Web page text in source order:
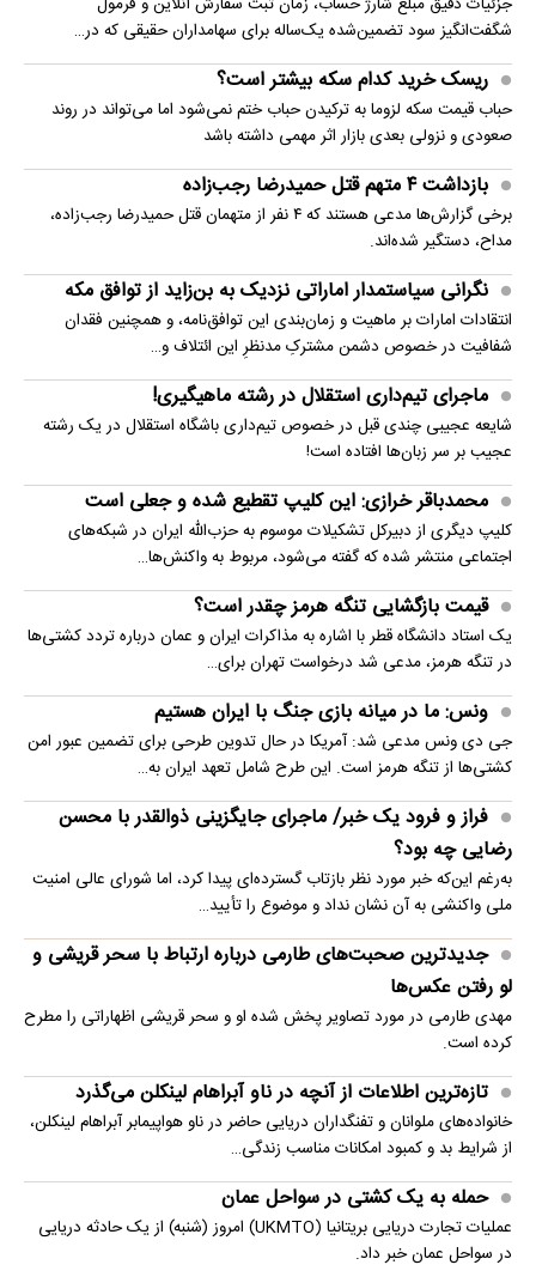
شگفت‌انگیز سود تضمین‌شده یک‌ساله برای سهامداران حقیقی که در…
ریسک خرید کدام سکه بیشتر است؟
حباب قیمت سکه لزوما به ترکیدن حباب ختم نمی‌شود اما می‌تواند در روند
صعودی و نزولی بعدی بازار اثر مهمی داشته باشد
بازداشت ۴ متهم قتل حمیدرضا رجب‌زاده
برخی گزارش‌ها مدعی هستند که ۴ نفر از متهمان قتل حمیدرضا رجب‌زاده،
مداح، دستگیر شده‌اند.
نگرانی سیاستمدار اماراتی نزدیک به بن‌زاید از توافق مکه
انتقادات امارات بر ماهیت و زمان‌بندی این توافق‌نامه، و همچنین فقدان
شفافیت در خصوص دشمن مشترکِ مدنظرِ این ائتلاف و…
ماجرای تیم‌داری استقلال در رشته ماهیگیری!
شایعه عجیبی چندی قبل در خصوص تیم‌داری باشگاه استقلال در یک رشته
عجیب بر سر زبان‌ها افتاده است!
محمدباقر خرازی: این کلیپ تقطیع شده و جعلی است
کلیپ دیگری از دبیرکل تشکیلات موسوم به حزب‌الله ایران در شبکه‌های
اجتماعی منتشر شده که گفته می‌شود، مربوط به واکنش‌ها…
قیمت بازگشایی تنگه هرمز چقدر است؟
یک استاد دانشگاه قطر با اشاره به مذاکرات ایران و عمان درباره تردد کشتی‌ها
در تنگه هرمز، مدعی شد درخواست تهران برای…
ونس: ما در میانه بازی جنگ با ایران هستیم
جی دی ونس مدعی شد: آمریکا در حال تدوین طرحی برای تضمین عبور امن
کشتی‌ها از تنگه هرمز است. این طرح شامل تعهد ایران به…
فراز و فرود یک خبر/ ماجرای جایگزینی ذوالقدر با محسن
رضایی چه بود؟
به‌رغم این‌که خبر مورد نظر بازتاب گسترده‌ای پیدا کرد، اما شورای عالی امنیت
ملی واکنشی به آن نشان نداد و موضوع را تأیید…
جدیدترین صحبت‌های طارمی درباره ارتباط با سحر قریشی و
لو رفتن عکس‌ها
مهدی طارمی در مورد تصاویر پخش شده او و سحر قریشی اظهاراتی را مطرح
کرده است.
تازه‌ترین اطلاعات از آنچه در ناو آبراهام لینکلن می‌گذرد
خانواده‌های ملوانان و تفنگداران دریایی حاضر در ناو هواپیمابر آبراهام لینکلن،
از شرایط بد و کمبود امکانات مناسب زندگی…
حمله به یک کشتی در سواحل عمان
عملیات تجارت دریایی بریتانیا (UKMTO) امروز (شنبه) از یک حادثه دریایی
در سواحل عمان خبر داد.